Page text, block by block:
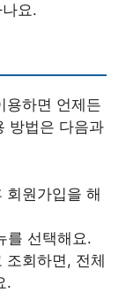
요.
용하면 언제든
방법은 다음과
회원가입을 해
를 선택해요.
조회하면, 전체
.